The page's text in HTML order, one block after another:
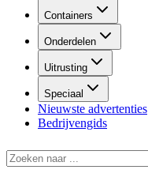
Containers
Onderdelen
Uitrusting
Speciaal
Nieuwste advertenties
Bedrijvengids